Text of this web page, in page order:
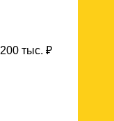
тыс. ₽